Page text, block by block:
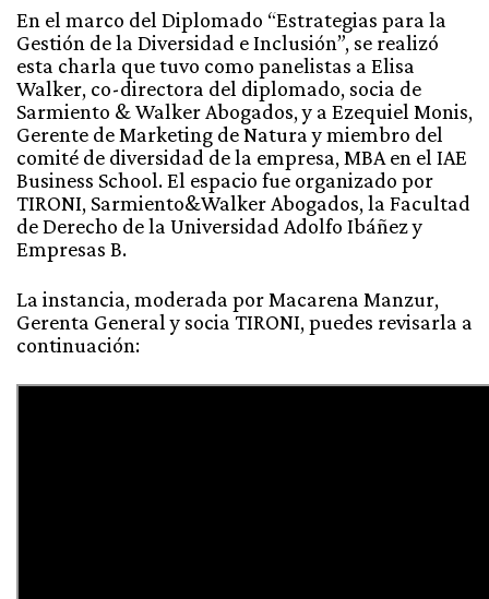
En el marco del Diplomado “Estrategias para la
Gestión de la Diversidad e Inclusión”, se realizó
esta charla que tuvo como panelistas a Elisa
Walker, co-directora del diplomado, socia de
Sarmiento & Walker Abogados, y a Ezequiel Monis,
Gerente de Marketing de Natura y miembro del
comité de diversidad de la empresa, MBA en el IAE
Business School. El espacio fue organizado por
TIRONI, Sarmiento&Walker Abogados, la Facultad
de Derecho de la Universidad Adolfo Ibáñez y
Empresas B.
La instancia, moderada por Macarena Manzur,
Gerenta General y socia TIRONI, puedes revisarla a
continuación: